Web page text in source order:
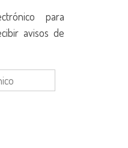
para
avisos de